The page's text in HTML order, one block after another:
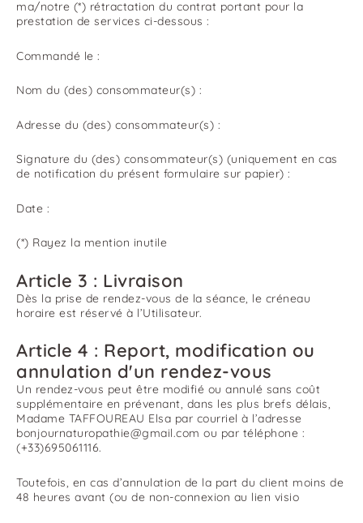
ma/notre (*) rétractation du contrat portant pour la
prestation de services ci-dessous :
Commandé le :
Nom du (des) consommateur(s) :
Adresse du (des) consommateur(s) :
Signature du (des) consommateur(s) (uniquement en cas
de notification du présent formulaire sur papier) :
Date :
(*) Rayez la mention inutile
Article 3 : Livraison
Dès la prise de rendez-vous de la séance, le créneau
horaire est réservé à l’Utilisateur.
Article 4 : Report, modification ou
annulation d'un rendez-vous
Un rendez-vous peut être modifié ou annulé sans coût
supplémentaire en prévenant, dans les plus brefs délais,
Madame TAFFOUREAU Elsa par courriel à l’adresse
bonjournaturopathie@gmail.com ou par téléphone :
(+33)695061116.
Toutefois, en cas d’annulation de la part du client moins de
48 heures avant (ou de non-connexion au lien visio